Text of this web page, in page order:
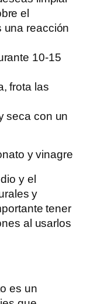
el
una reacción
10-15
frota las
seca con un
y vinagre
y el
y
tener
al usarlos
es un